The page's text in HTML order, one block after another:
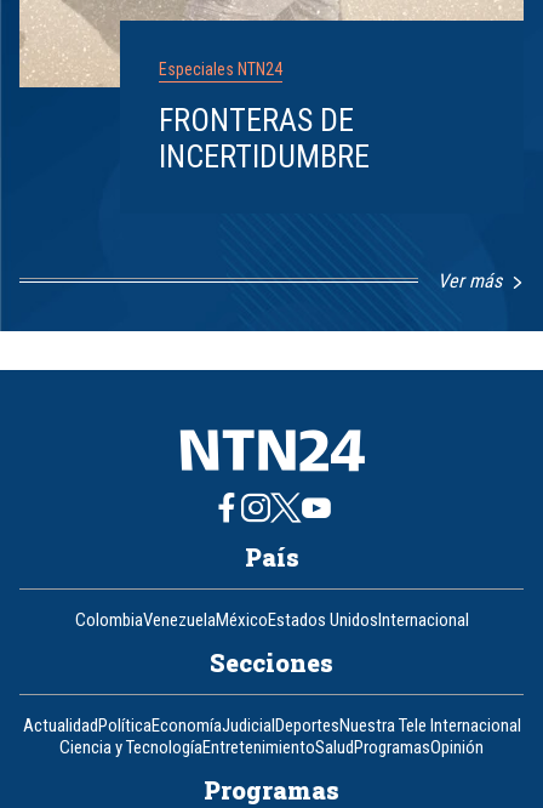
Especiales NTN24
FRONTERAS DE
INCERTIDUMBRE
Ver más
8
País
ColombiaVenezuelaMéxicoEstados UnidosInternacional
Secciones
ActualidadPolíticaEconomíaJudicialDeportesNuestra Tele Internacional
Ciencia y TecnologíaEntretenimientoSaludProgramasOpinión
Programas